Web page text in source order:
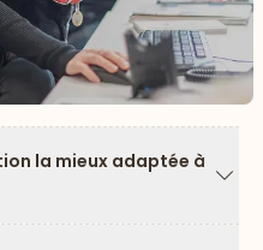
la mieux adaptée à